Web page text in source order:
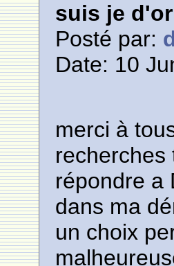
suis je
Posté par:
Date: 10
merci à
recherches
répondre a
dans ma
un choix